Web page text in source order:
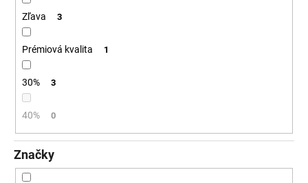
Zľava 3
Prémiová kvalita 1
30% 3
40% 0
Značky
O
r
ú
č